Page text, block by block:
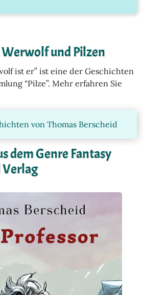
und Pilzen
ist er” ist eine der Geschichten
“Pilze”. Mehr erfahren Sie
von Thomas Berscheid
dem Genre Fantasy
Verlag